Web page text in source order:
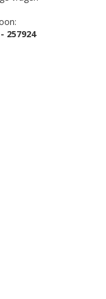
257924